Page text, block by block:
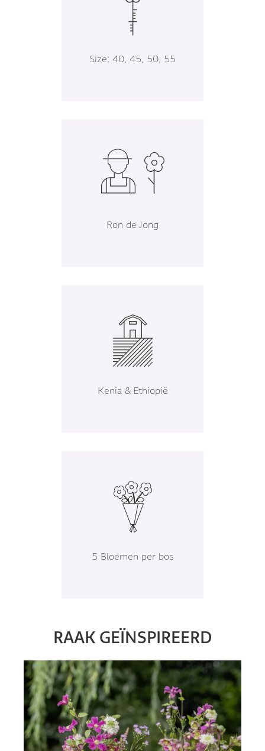
Size: 40, 45, 50, 55
Ron de Jong
Kenia & Ethiopië
5 Bloemen per bos
RAAK GEÏNSPIREERD